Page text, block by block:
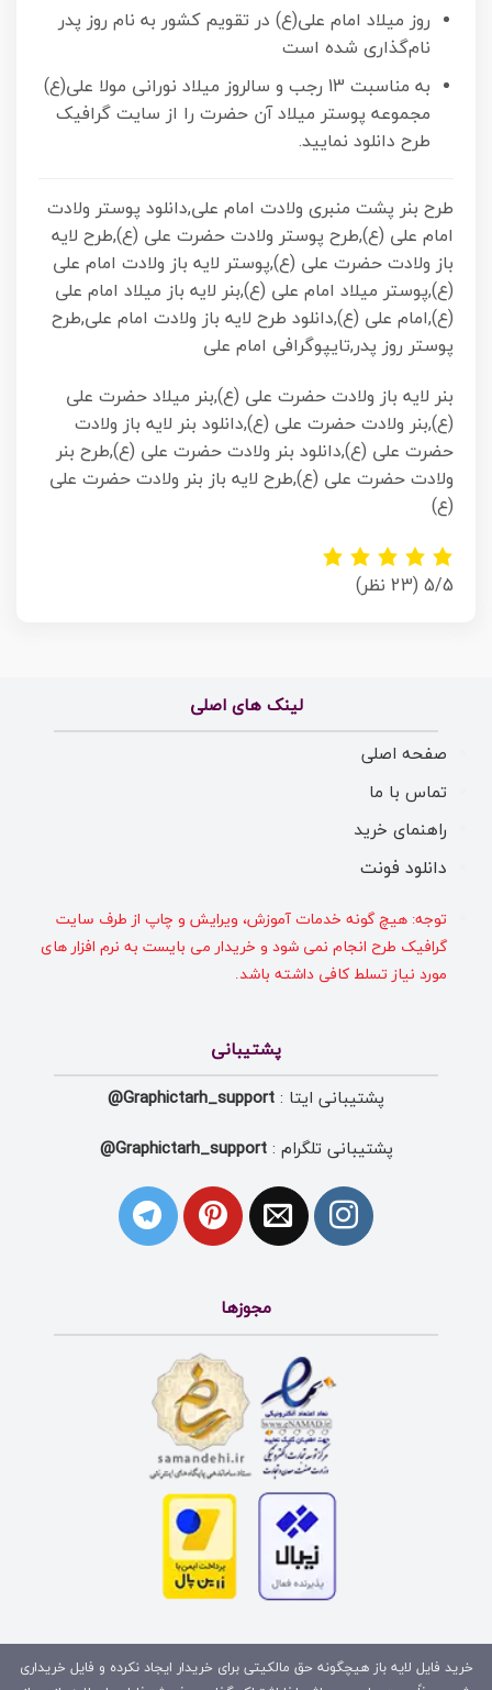
روز میلاد امام علی(ع) در تقویم کشور به نام روز پدر
نام‌گذاری شده است
به مناسبت 13 رجب و سالروز میلاد نورانی مولا علی(ع)
مجموعه پوستر میلاد آن حضرت را از سایت گرافیک
طرح دانلود نمایید.
طرح بنر پشت منبری ولادت امام علی,دانلود پوستر ولادت
امام علی (ع),طرح پوستر ولادت حضرت علی (ع),طرح لایه
باز ولادت حضرت علی (ع),پوستر لایه باز ولادت امام علی
(ع),پوستر میلاد امام علی (ع),بنر لایه باز میلاد امام علی
(ع),امام علی (ع),دانلود طرح لایه باز ولادت امام علی,طرح
پوستر روز پدر,تایپوگرافی امام علی
بنر لایه باز ولادت حضرت علی (ع),بنر میلاد حضرت علی
(ع),بنر ولادت حضرت علی (ع),دانلود بنر لایه باز ولادت
حضرت علی (ع),دانلود بنر ولادت حضرت علی (ع),طرح بنر
ولادت حضرت علی (ع),طرح لایه باز بنر ولادت حضرت علی
(ع)
5/5 (23 نظر)
لینک های اصلی
صفحه اصلی
تماس با ما
راهنمای خرید
دانلود فونت
توجه: هیچ گونه خدمات آموزش، ویرایش و چاپ از طرف سایت
گرافیک طرح انجام نمی شود و خریدار می بایست به نرم افزار های
مورد نیاز تسلط کافی داشته باشد.
پشتیبانی
پشتیبانی ایتا : Graphictarh_support@
پشتیبانی تلگرام :Graphictarh_support@
مجوزها
خرید فایل لایه باز هیچگونه حق مالکیتی برای خریدار ایجاد نکرده و فایل خریداری